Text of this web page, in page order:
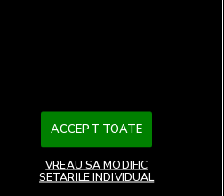
ACCEPT TOATE
VREAU SA MODIFIC
SETARILE INDIVIDUAL